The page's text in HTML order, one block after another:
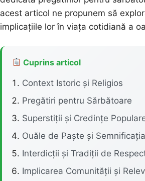
acest articol ne propunem să
implicațiile lor în viața cotidiană a
Cuprins articol
Context Istoric și Religios
Pregătiri pentru Sărbătoare
Superstiții și Credințe
Ouăle de Paște și
Interdicții și Tradiții de
Implicarea Comunității și